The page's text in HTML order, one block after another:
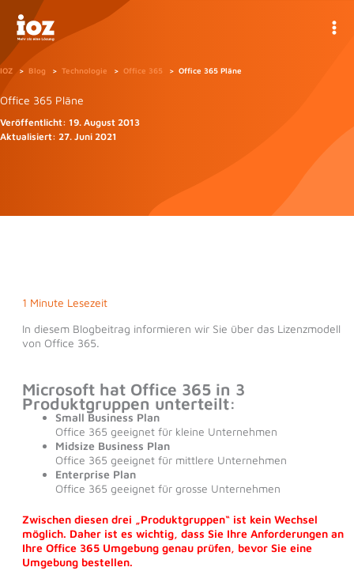
Inhalt
springen
IOZ Blog Technologie Office 365 Office 365 Pläne
Office 365 Pläne
Veröffentlicht: 19. August 2013
Aktualisiert: 27. Juni 2021
1 Minute Lesezeit
In diesem Blogbeitrag informieren wir Sie über das Lizenzmodell
von Office 365.
Microsoft hat Office 365 in 3
Produktgruppen unterteilt:
Small Business Plan
Office 365 geeignet für kleine Unternehmen
Midsize Business Plan
Office 365 geeignet für mittlere Unternehmen
Enterprise Plan
Office 365 geeignet für grosse Unternehmen
Zwischen diesen drei „Produktgruppen“ ist kein Wechsel
möglich. Daher ist es wichtig, dass Sie Ihre Anforderungen an
Ihre Office 365 Umgebung genau prüfen, bevor Sie eine
Umgebung bestellen.